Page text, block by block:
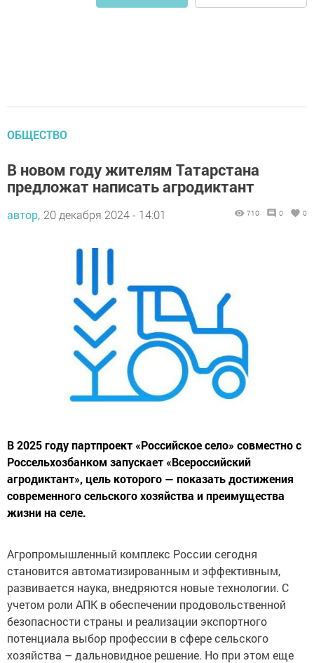
ОБЩЕСТВО
В новом году жителям Татарстана
предложат написать агродиктант
автор, 20 декабря 2024 - 14:01 710 0 0
В 2025 году партпроект «Российское село» совместно с
Россельхозбанком запускает «Всероссийский
агродиктант», цель которого — показать достижения
современного сельского хозяйства и преимущества
жизни на селе.
Агропромышленный комплекс России сегодня
становится автоматизированным и эффективным,
развивается наука, внедряются новые технологии. С
учетом роли АПК в обеспечении продовольственной
безопасности страны и реализации экспортного
потенциала выбор профессии в сфере сельского
хозяйства – дальновидное решение. Но при этом еще